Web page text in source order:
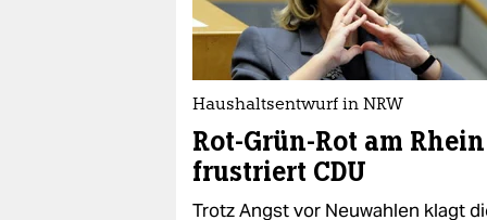
Haushaltsentwurf in NRW
Rot-Grün-Rot am Rhein
frustriert CDU
Trotz Angst vor Neuwahlen klagt